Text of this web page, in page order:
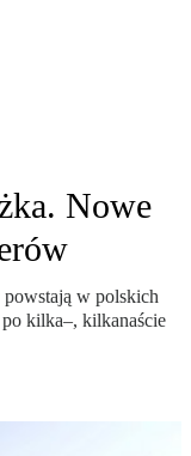
Nowe
w polskich
kilka–, kilkanaście